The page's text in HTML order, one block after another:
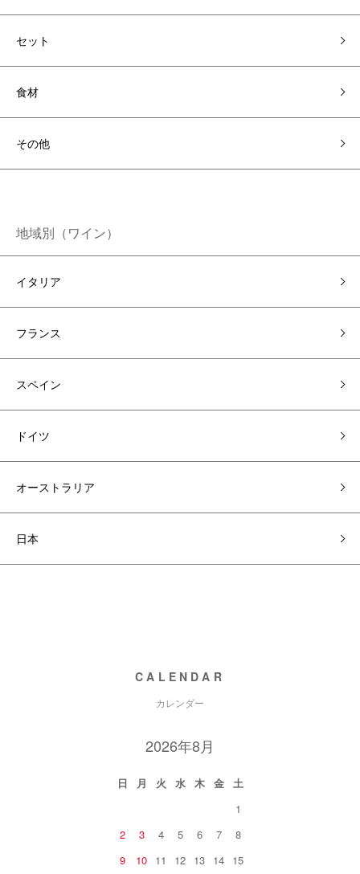
セット
食材
その他
地域別（ワイン）
イタリア
フランス
スペイン
ドイツ
オーストラリア
日本
CALENDAR
カレンダー
2026年8月
日 月 火 水 木 金
土
1
2
3 4 5 6 7
8
9
10 11 12 13 14 15